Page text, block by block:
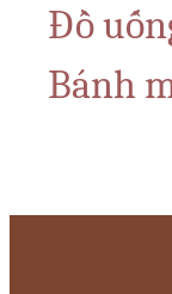
Đồ
Bánh